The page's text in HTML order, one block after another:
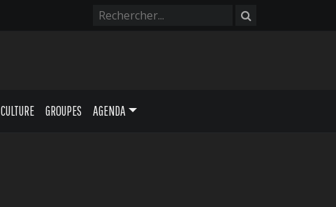
CULTURE GROUPES AGENDA